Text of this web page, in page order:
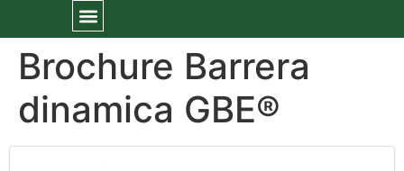
Brochure Barrera
dinamica GBE®